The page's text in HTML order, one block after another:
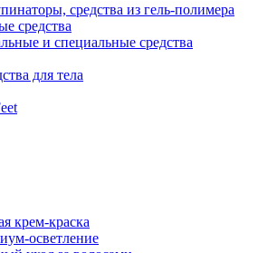
средства из гель-полимера
средства
и специальные средства
для тела
крем-краска
осветление